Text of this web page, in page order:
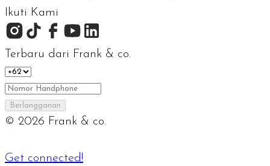
Ikuti Kami
Terbaru dari Frank & co.
Berlangganan
© 2026 Frank & co.
Get connected!